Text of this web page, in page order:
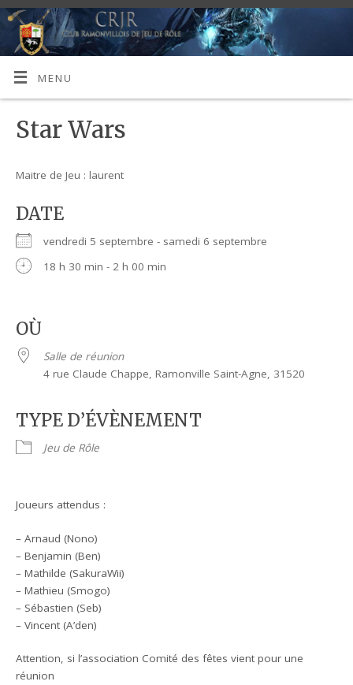
MENU
Star Wars
Maitre de Jeu : laurent
DATE
vendredi 5 septembre - samedi 6 septembre
18 h 30 min - 2 h 00 min
OÙ
Salle de réunion
4 rue Claude Chappe, Ramonville Saint-Agne, 31520
TYPE D’ÉVÈNEMENT
Jeu de Rôle
Joueurs attendus :
– Arnaud (Nono)
– Benjamin (Ben)
– Mathilde (SakuraWii)
– Mathieu (Smogo)
– Sébastien (Seb)
– Vincent (A’den)
Attention, si l’association Comité des fêtes vient pour une
réunion